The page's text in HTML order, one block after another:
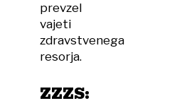
prevzel
vajeti
zdravstvenega
resorja.
ZZZS: